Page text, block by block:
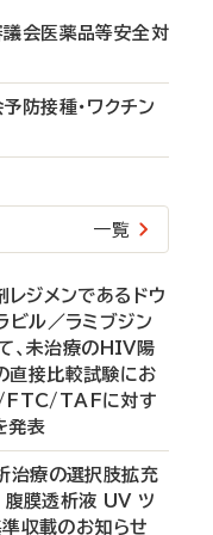
会医薬品等安全対
防接種・ワクチン
一覧
レジメンであるドウ
ビル／ラミブジン
、未治療のHIV陽
直接比較試験にお
FTC/TAFに対す
発表
治療の選択肢拡充
膜透析液 UV ツ
収載のお知らせ